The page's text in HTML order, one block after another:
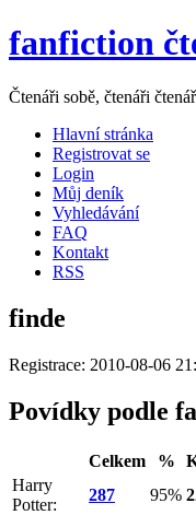
fanfiction
Čtenáři sobě, čtenáři
Hlavní stránka
Registrovat se
Login
Můj deník
Vyhledávání
FAQ
Kontakt
RSS
finde
Registrace: 2010-08-06
Povídky podle
Celkem %
Harry
Potter:
287 95%